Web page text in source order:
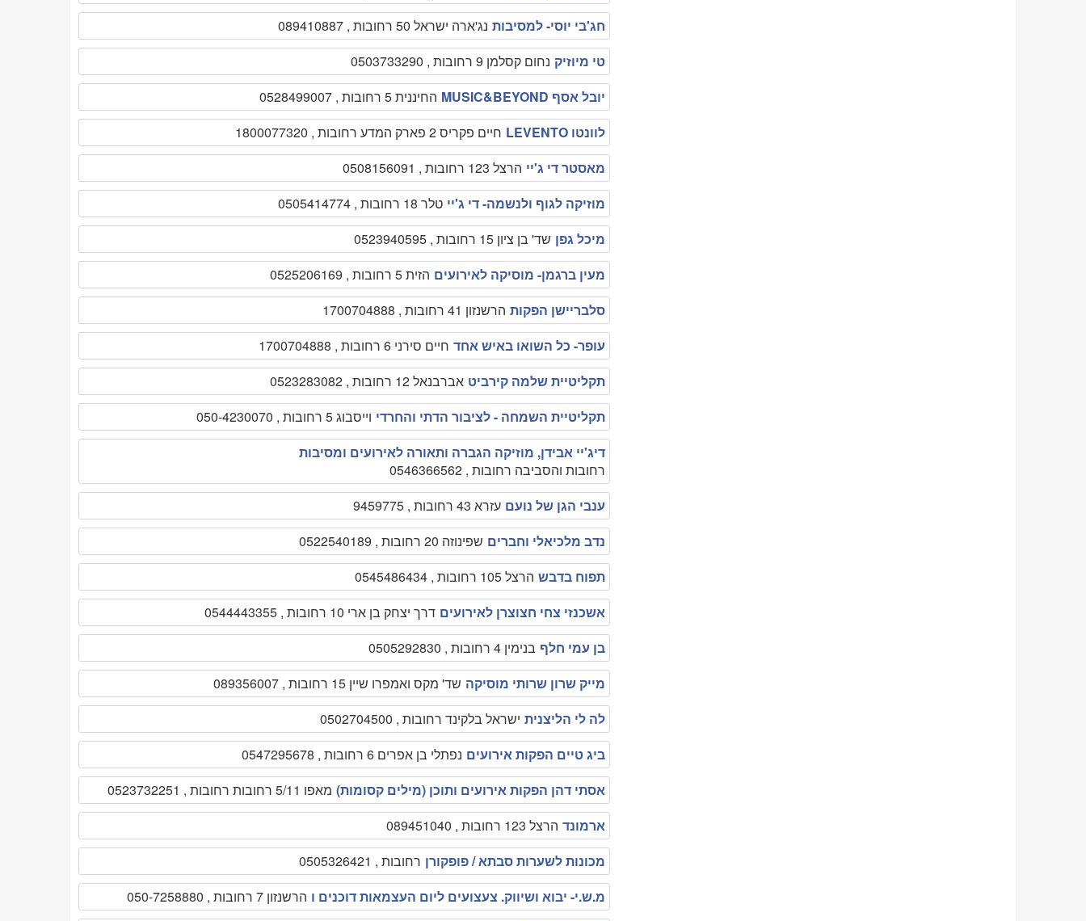
חג'בי יוסי- למסיבות נג'ארה ישראל 50 רחובות , 089410887
טי מיוזיק נחום קסלמן 9 רחובות , 0503733290
יובל אסף MUSIC&BEYOND
החיננית 5 רחובות , 0528499007
לוונטו LEVENTO
חיים פקריס 2 פארק המדע רחובות , 1800077320
מאסטר די ג'יי הרצל 123 רחובות , 0508156091
מוזיקה לגוף ולנשמה- די ג'יי טלר 18 רחובות , 0505414774
מיכל גפן שד' בן ציון 15 רחובות , 0523940595
מעין ברגמן- מוסיקה לאירועים הזית 5 רחובות , 0525206169
סלבריישן הפקות הרשנזון 41 רחובות , 1700704888
עופר- כל השואו באיש אחד חיים סירני 6 רחובות , 1700704888
תקליטיית שלמה קירביט אברבנאל 12 רחובות , 0523283082
תקליטיית השמחה - לציבור הדתי והחרדי וייסבוג 5 רחובות , 050-4230070
דיג'יי אבידן, מוזיקה הגברה ותאורה לאירועים ומסיבות
רחובות והסביבה רחובות , 0546366562
ענבי הגן של נועם עזרא 43 רחובות , 9459775
נדב מלכיאלי וחברים שפינוזה 20 רחובות , 0522540189
תפוח בדבש הרצל 105 רחובות , 0545486434
אשכנזי צחי חצוצרן לאירועים דרך יצחק בן ארי 10 רחובות , 0544443355
בן עמי חלף בנימין 4 רחובות , 0505292830
מייק שרון שרותי מוסיקה שד' מקס ואמפרו שיין 15 רחובות , 089356007
לה לי הליצנית ישראל בלקינד רחובות , 0502704500
ביג טיים הפקות אירועים נפתלי בן אפרים 6 רחובות , 0547295678
אסתי דהן הפקות אירועים ותוכן (מילים קסומות) מאפו 5/11 רחובות רחובות , 0523732251
ארמונד הרצל 123 רחובות , 089451040
מכונות לשערות סבתא / פופקורן רחובות , 0505326421
מ.ש.י- יבוא ושיווק. צעצועים ליום העצמאות דוכנים ו הרשנזון 7 רחובות , 050-7258880